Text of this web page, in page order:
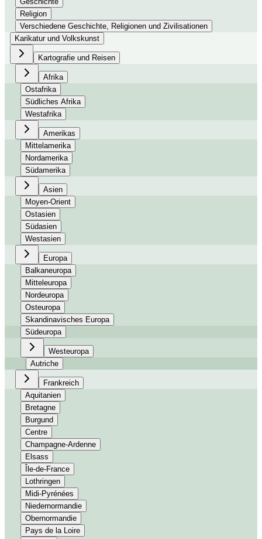
Religion
Verschiedene Geschichte, Religionen und Zivilisationen
Karikatur und Volkskunst
Kartografie und Reisen
Afrika
Ostafrika
Südliches Afrika
Westafrika
Amerikas
Mittelamerika
Nordamerika
Südamerika
Asien
Moyen-Orient
Ostasien
Südasien
Westasien
Europa
Balkaneuropa
Mitteleuropa
Nordeuropa
Osteuropa
Skandinavisches Europa
Südeuropa
Westeuropa
Autriche
Frankreich
Aquitanien
Bretagne
Burgund
Centre
Champagne-Ardenne
Elsass
Île-de-France
Lothringen
Midi-Pyrénées
Niedernormandie
Obernormandie
Pays de la Loire